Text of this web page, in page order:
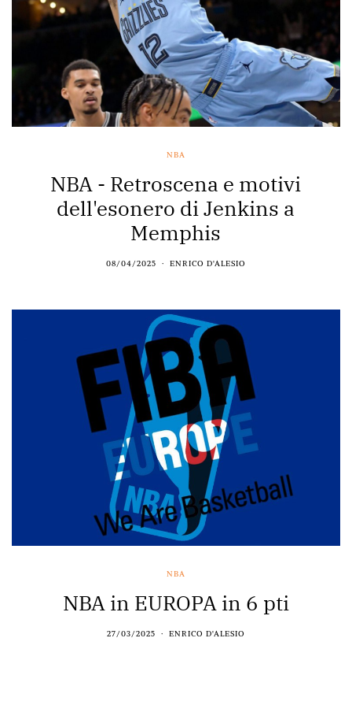
NBA
NBA - Retroscena e motivi
dell'esonero di Jenkins a
Memphis
08/04/2025 ENRICO D'ALESIO
NBA
NBA in EUROPA in 6 pti
27/03/2025 ENRICO D'ALESIO